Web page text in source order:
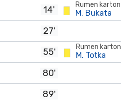
14' Rumen karton
M. Bukata
27'
55'
Rumen karton
M. Totka
80'
89'